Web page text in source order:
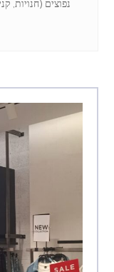
נפוצים (חנויות,